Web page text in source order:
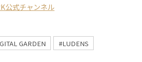
公式チャンネル
GARDEN #LUDENS